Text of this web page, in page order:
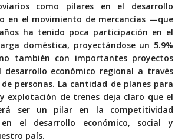
como pilares en el desarrollo
en el movimiento de mercancías —que
ha tenido poca participación en el
doméstica, proyectándose un 5.9%
también con importantes proyectos
desarrollo económico regional a través
personas. La cantidad de planes para
explotación de trenes deja claro que el
ser un pilar en la competitividad
el desarrollo económico, social y
país.